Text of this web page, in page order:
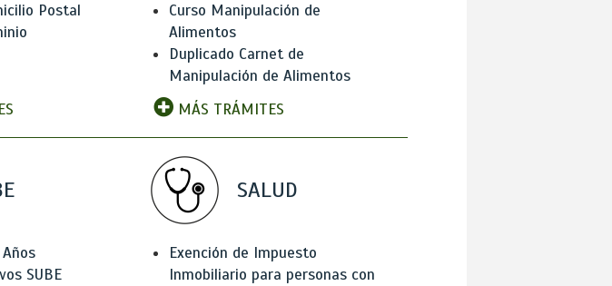
Postal
Curso Manipulación de
Alimentos
Duplicado Carnet de
Manipulación de Alimentos
MÁS TRÁMITES
SUBE
SALUD
Exención de Impuesto
Inmobiliario para personas con